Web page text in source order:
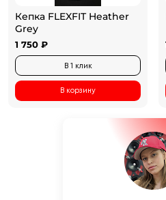
Кепка FLEXFIT Heather
Grey
1 750 ₽
В 1 клик
В корзину